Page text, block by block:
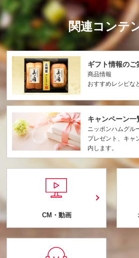
関連コンテ
ギフト情報のご
商品情報
おすすめレシピな
キャンペーン一
ニッポンハムグル
プレゼント、キャ
内します。
CM・動画